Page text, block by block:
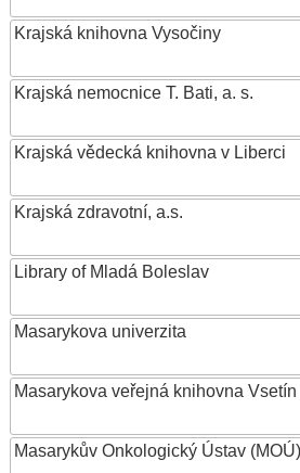
Krajská knihovna Vysočiny
Krajská nemocnice T. Bati, a. s.
Krajská vědecká knihovna v Liberci
Krajská zdravotní, a.s.
Library of Mladá Boleslav
Masarykova univerzita
Masarykova veřejná knihovna Vsetín
Masarykův Onkologický Ústav (MOÚ)